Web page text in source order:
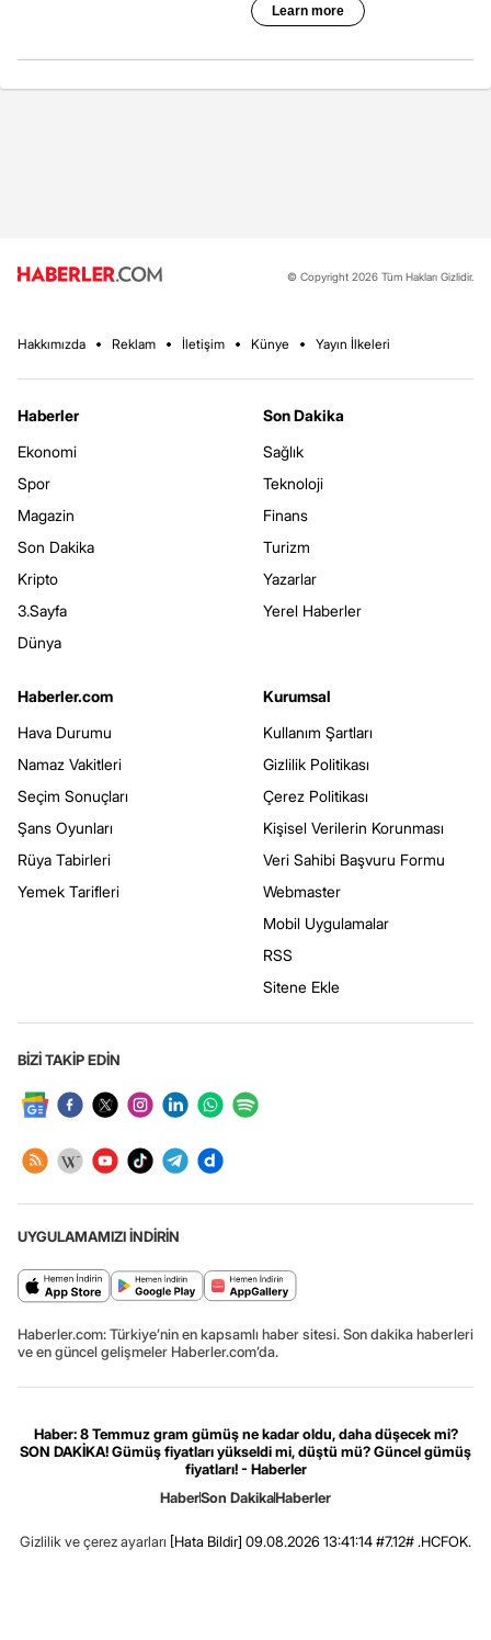
© Copyright 2026 Tüm Hakları Gizlidir.
Hakkımızda Reklam İletişim Künye Yayın İlkeleri
Haberler
Ekonomi
Spor
Magazin
Son Dakika
Kripto
3.Sayfa
Dünya
Son Dakika
Sağlık
Teknoloji
Finans
Turizm
Yazarlar
Yerel Haberler
Haberler.com
Hava Durumu
Namaz Vakitleri
Seçim Sonuçları
Şans Oyunları
Rüya Tabirleri
Yemek Tarifleri
Kurumsal
Kullanım Şartları
Gizlilik Politikası
Çerez Politikası
Kişisel Verilerin Korunması
Veri Sahibi Başvuru Formu
Webmaster
Mobil Uygulamalar
RSS
Sitene Ekle
BİZİ TAKİP EDİN
UYGULAMAMIZI İNDİRİN
Haberler.com: Türkiye’nin en kapsamlı haber sitesi. Son dakika haberleri
ve en güncel gelişmeler Haberler.com’da.
Haber: 8 Temmuz gram gümüş ne kadar oldu, daha düşecek mi?
SON DAKİKA! Gümüş fiyatları yükseldi mi, düştü mü? Güncel gümüş
fiyatları! - Haberler
HaberSon DakikaHaberler
Gizlilik ve çerez ayarları [Hata Bildir] 09.08.2026 13:41:14 #7.12# .HCFOK.